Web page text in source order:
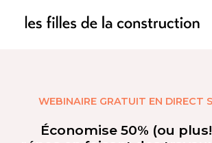
WEBINAIRE GRATUIT EN DIRECT
Économise 50% (ou